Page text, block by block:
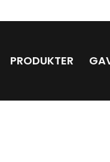
PRODUKTER